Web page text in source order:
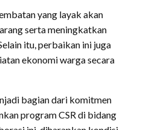
yang layak akan
serta meningkatkan
itu, perbaikan ini juga
ekonomi warga secara
bagian dari komitmen
program CSR di bidang